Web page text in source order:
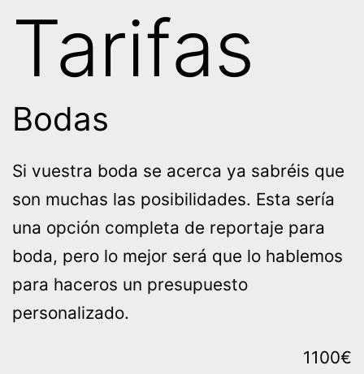
Tarifas
Bodas
Si vuestra boda se acerca ya sabréis que
son muchas las posibilidades. Esta sería
una opción completa de reportaje para
boda, pero lo mejor será que lo hablemos
para haceros un presupuesto
personalizado.
1100€